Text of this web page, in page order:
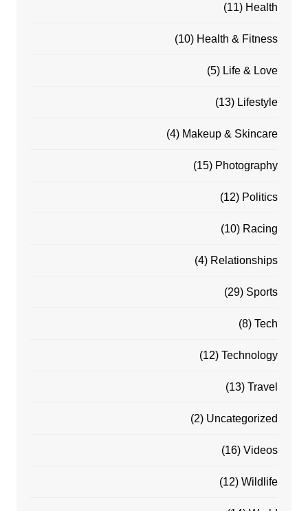
Health
(11)
Health & Fitness
(10)
Life & Love
(5)
Lifestyle
(13)
Makeup & Skincare
(4)
Photography
(15)
Politics
(12)
Racing
(10)
Relationships
(4)
Sports
(29)
Tech
(8)
Technology
(12)
Travel
(13)
Uncategorized
(2)
Videos
(16)
Wildlife
(12)